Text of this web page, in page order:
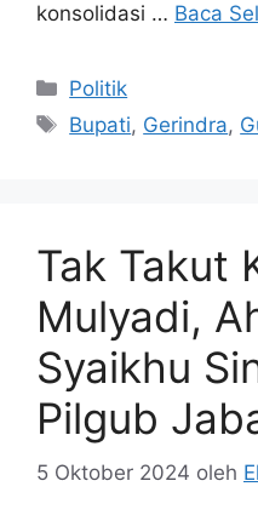
konsolidasi … Baca
Kategori
Politik
Tag
Bupati, Gerindra,
Tak Takut
Mulyadi,
Syaikhu
Pilgub
5 Oktober 2024 oleh